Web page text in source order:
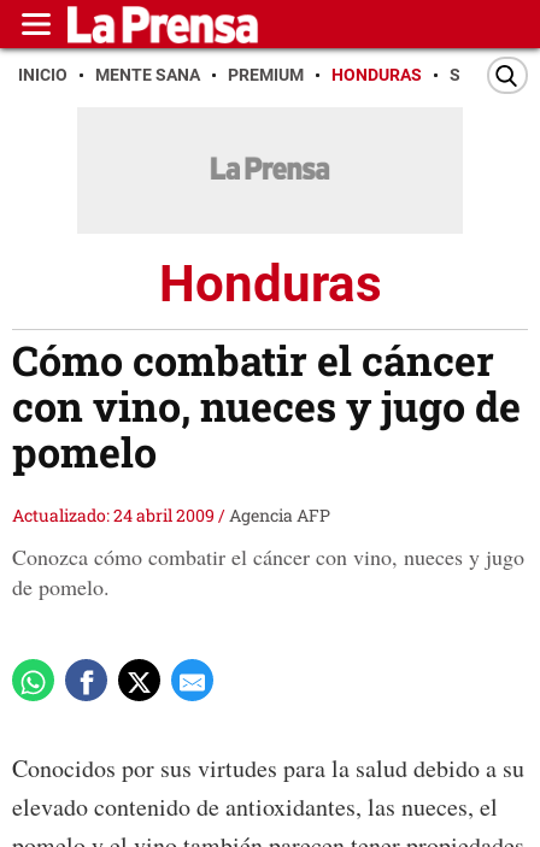
INICIO MENTE SANA PREMIUM HONDURAS SAN PEDRO
Honduras
Cómo combatir el cáncer
con vino, nueces y jugo de
pomelo
Actualizado: 24 abril 2009 /Agencia AFP
Conozca cómo combatir el cáncer con vino, nueces y jugo
de pomelo.
Conocidos por sus virtudes para la salud debido a su
elevado contenido de antioxidantes, las nueces, el